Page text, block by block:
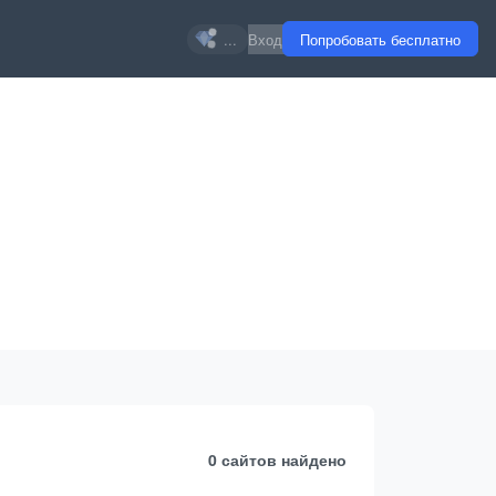
... Вход Попробовать бесплатно
0 сайтов найдено